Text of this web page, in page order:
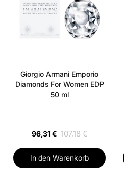
Giorgio Armani Emporio
Diamonds For Women EDP
50 ml
96,31 € 107,18 €
In den Warenkorb